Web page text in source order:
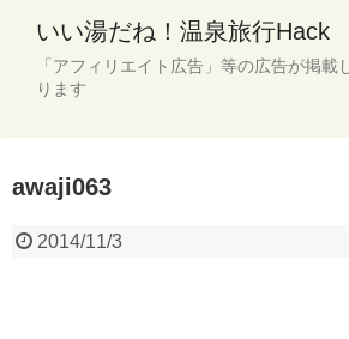
いい湯だね！温泉旅行Hack
「アフィリエイト広告」等の広告が掲載
ります
awaji063
2014/11/3